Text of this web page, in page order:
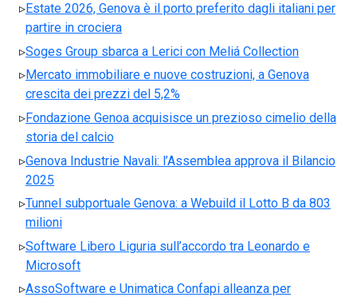
Estate 2026, Genova è il porto preferito dagli italiani per
partire in crociera
Soges Group sbarca a Lerici con Meliá Collection
Mercato immobiliare e nuove costruzioni, a Genova
crescita dei prezzi del 5,2%
Fondazione Genoa acquisisce un prezioso cimelio della
storia del calcio
Genova Industrie Navali: l’Assemblea approva il Bilancio
2025
Tunnel subportuale Genova: a Webuild il Lotto B da 803
milioni
Software Libero Liguria sull’accordo tra Leonardo e
Microsoft
AssoSoftware e Unimatica Confapi alleanza per